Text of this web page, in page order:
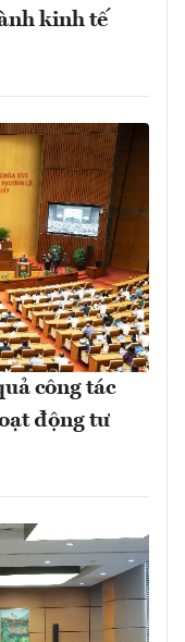
kinh tế
công tác
động tư